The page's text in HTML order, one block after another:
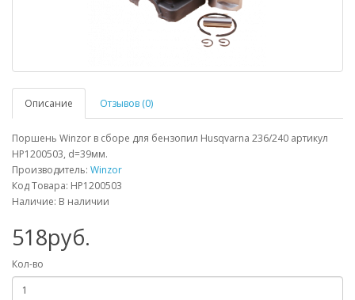
Описание Отзывов (0)
Поршень Winzor в сборе для бензопил Husqvarna 236/240 артикул
HP1200503, d=39мм.
Производитель: Winzor
Код Товара: HP1200503
Наличие: В наличии
518руб.
Кол-во